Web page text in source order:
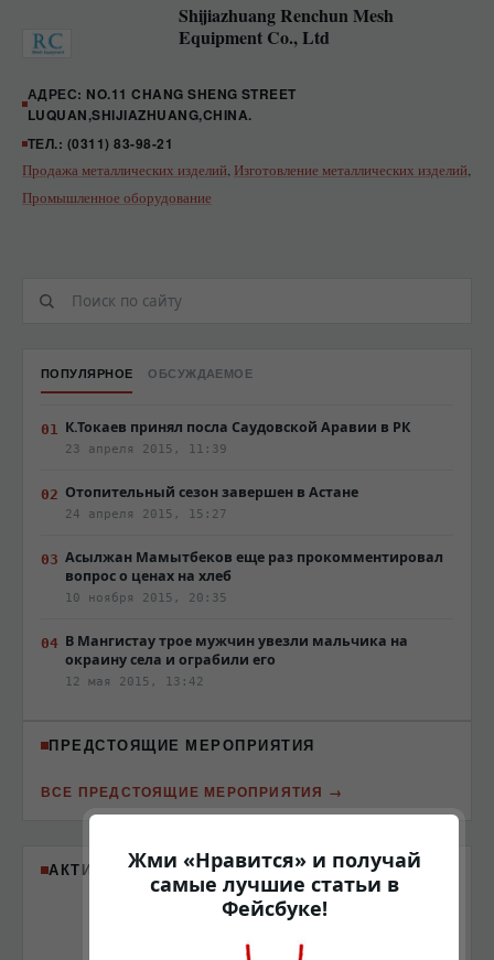
Shijiazhuang Renchun Mesh
Equipment Co., Ltd
АДРЕС: NO.11 CHANG SHENG STREET
LUQUAN,SHIJIAZHUANG,CHINA.
ТЕЛ.: (0311) 83-98-21
Продажа металлических изделий, Изготовление металлических изделий,
Промышленное оборудование
ПОПУЛЯРНОЕ ОБСУЖДАЕМОЕ
К.Токаев принял посла Саудовской Аравии в РК
23 апреля 2015, 11:39
Отопительный сезон завершен в Астане
24 апреля 2015, 15:27
Асылжан Мамытбеков еще раз прокомментировал
вопрос о ценах на хлеб
10 ноября 2015, 20:35
В Мангистау трое мужчин увезли мальчика на
окраину села и ограбили его
12 мая 2015, 13:42
ПРЕДСТОЯЩИЕ МЕРОПРИЯТИЯ
ВСЕ ПРЕДСТОЯЩИЕ МЕРОПРИЯТИЯ
АКТИВНЫЕ ПАРТНЁРЫ
Жми «Нравится» и получай
самые лучшие статьи в
Фейсбуке!